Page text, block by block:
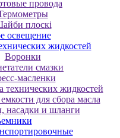
провода
плоскі
освещение
жидкостей
Воронки
смазки
масленки
технических жидкостей
для сбора масла
и шланги